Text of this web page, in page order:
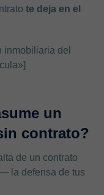
te deja en el
inmobiliaria del
un
contrato?
de un contrato
la defensa de tus